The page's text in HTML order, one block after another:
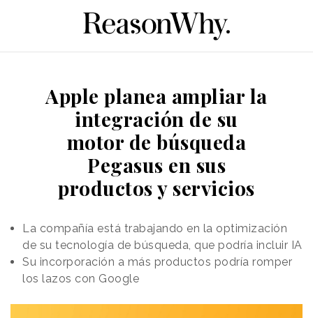
Apple planea ampliar la
integración de su
motor de búsqueda
Pegasus en sus
productos y servicios
La compañía está trabajando en la optimización
de su tecnología de búsqueda, que podría incluir IA
Su incorporación a más productos podría romper
los lazos con Google